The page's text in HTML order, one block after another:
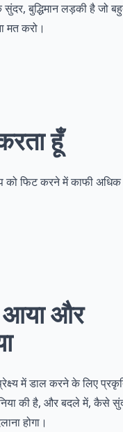
बुद्धिमान लड़की है जो
मत करो।
हूँ
को फिट करने में काफी अधिक
आया और
में डाल करने के लिए
की है, और बदले में, कैसे
होगा।